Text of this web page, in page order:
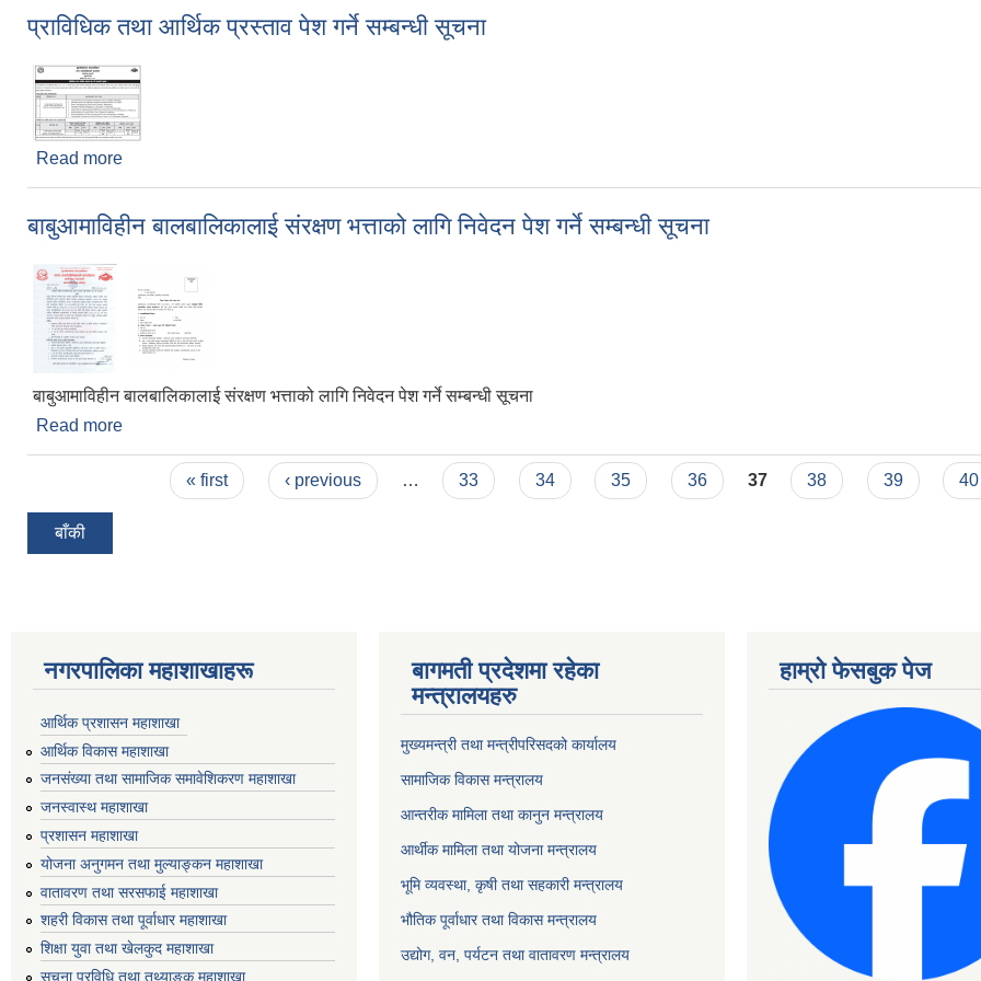
प्राविधिक तथा आर्थिक प्रस्ताव पेश गर्ने सम्बन्धी सूचना
Read more
बाबुआमाविहीन बालबालिकालाई संरक्षण भत्ताको लागि निवेदन पेश गर्ने सम्बन्धी सूचना
बाबुआमाविहीन बालबालिकालाई संरक्षण भत्ताको लागि निवेदन पेश गर्ने सम्बन्धी सूचना
Read more
« first ‹ previous … 33 34 35 36 37 38 39 40
बाँकी
नगरपालिका महाशाखाहरू
आर्थिक प्रशासन महाशाखा
आर्थिक विकास महाशाखा
जनसंख्या तथा सामाजिक समावेशिकरण महाशाखा
जनस्वास्थ महाशाखा
प्रशासन महाशाखा
योजना अनुगमन तथा मुल्याङ्कन महाशाखा
वातावरण तथा सरसफाई महाशाखा
शहरी विकास तथा पूर्वाधार महाशाखा
शिक्षा युवा तथा खेलकुद महाशाखा
सूचना प्रविधि तथा तथ्याङ्क महाशाखा
बागमती प्रदेशमा रहेका
मन्त्रालयहरु
मुख्यमन्त्री तथा मन्त्रीपरिसदको कार्यालय
सामाजिक विकास मन्त्रालय
आन्तरीक मामिला तथा कानुन मन्त्रालय
आर्थीक मामिला तथा योजना मन्त्रालय
भूमि व्यवस्था, कृषी तथा सहकारी मन्त्रालय
भौतिक पूर्वाधार तथा विकास मन्त्रालय
उद्योग, वन, पर्यटन तथा वातावरण मन्त्रालय
हाम्रो फेसबुक पेज